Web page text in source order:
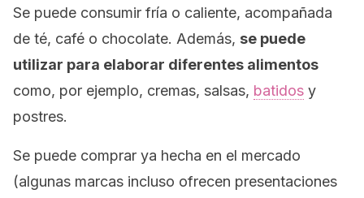
Se puede consumir fría o caliente, acompañada
de té, café o chocolate. Además, se puede
utilizar para elaborar diferentes alimentos
como, por ejemplo, cremas, salsas, batidos y
postres.
Se puede comprar ya hecha en el mercado
(algunas marcas incluso ofrecen presentaciones